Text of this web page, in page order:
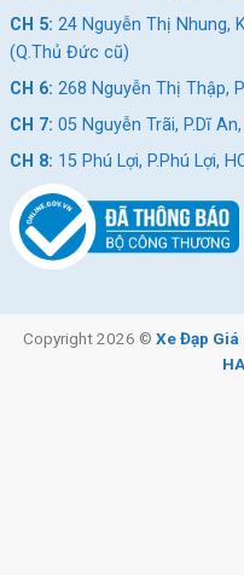
CH 5: 24 Nguyễn Thị Nhung,
(Q.Thủ Đức cũ)
CH 6: 268 Nguyễn Thị Thập,
CH 7: 05 Nguyễn Trãi, P.Dĩ
CH 8: 15 Phú Lợi, P.Phú Lợi,
Copyright 2026 © Xe Đạp Giá